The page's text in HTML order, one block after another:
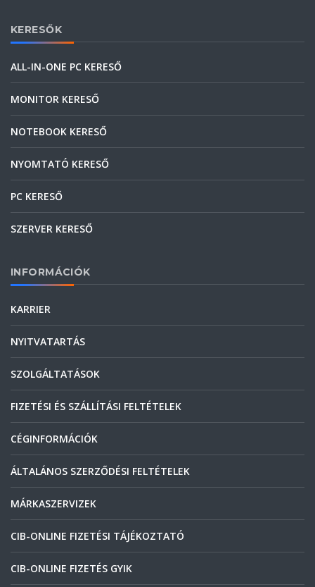
KERESŐK
ALL-IN-ONE PC KERESŐ
MONITOR KERESŐ
NOTEBOOK KERESŐ
NYOMTATÓ KERESŐ
PC KERESŐ
SZERVER KERESŐ
INFORMÁCIÓK
KARRIER
NYITVATARTÁS
SZOLGÁLTATÁSOK
FIZETÉSI ÉS SZÁLLÍTÁSI FELTÉTELEK
CÉGINFORMÁCIÓK
ÁLTALÁNOS SZERZŐDÉSI FELTÉTELEK
MÁRKASZERVIZEK
CIB-ONLINE FIZETÉSI TÁJÉKOZTATÓ
CIB-ONLINE FIZETÉS GYIK